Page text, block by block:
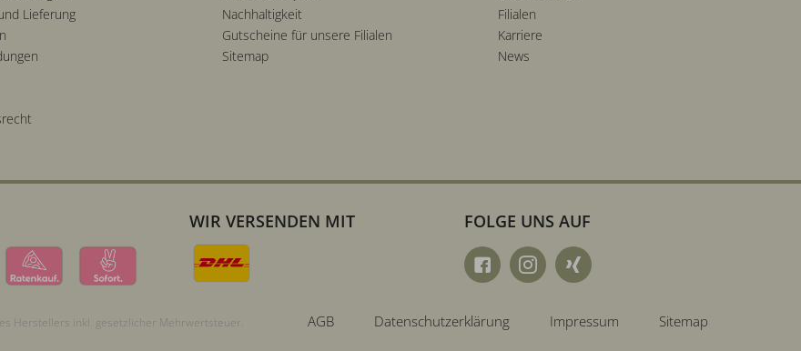
Lieferung
Nachhaltigkeit
Gutscheine für unsere Filialen
Sitemap
Filialen
Karriere
News
WIR VERSENDEN MIT FOLGE UNS AUF
AGB Datenschutzerklärung Impressum Sitemap
Herstellers inkl. gesetzlicher Mehrwertsteuer.